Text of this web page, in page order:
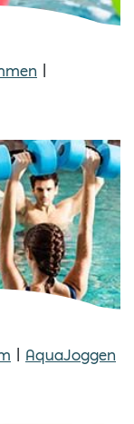
AquaJoggen